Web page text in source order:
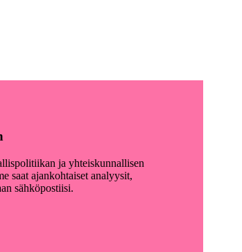
ja yhteiskunnallisen
saat ajankohtaiset analyysit,
sähköpostiisi.